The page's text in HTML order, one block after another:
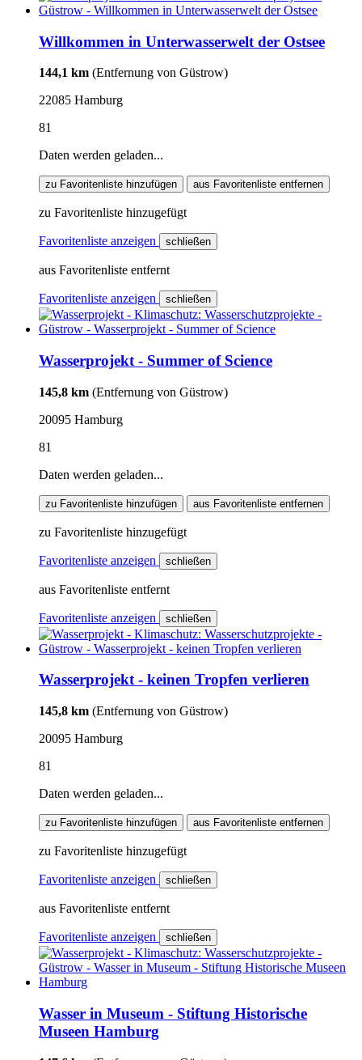
Willkommen in Unterwasserwelt der Ostsee
144,1 km (Entfernung von Güstrow)
22085 Hamburg
81
Daten werden geladen...
zu Favoritenliste hinzufügen aus Favoritenliste entfernen
zu Favoritenliste hinzugefügt
Favoritenliste anzeigen schließen
aus Favoritenliste entfernt
Favoritenliste anzeigen schließen
Wasserprojekt - Summer of Science
145,8 km (Entfernung von Güstrow)
20095 Hamburg
81
Daten werden geladen...
zu Favoritenliste hinzufügen aus Favoritenliste entfernen
zu Favoritenliste hinzugefügt
Favoritenliste anzeigen schließen
aus Favoritenliste entfernt
Favoritenliste anzeigen schließen
Wasserprojekt - keinen Tropfen verlieren
145,8 km (Entfernung von Güstrow)
20095 Hamburg
81
Daten werden geladen...
zu Favoritenliste hinzufügen aus Favoritenliste entfernen
zu Favoritenliste hinzugefügt
Favoritenliste anzeigen schließen
aus Favoritenliste entfernt
Favoritenliste anzeigen schließen
Wasser in Museum - Stiftung Historische
Museen Hamburg